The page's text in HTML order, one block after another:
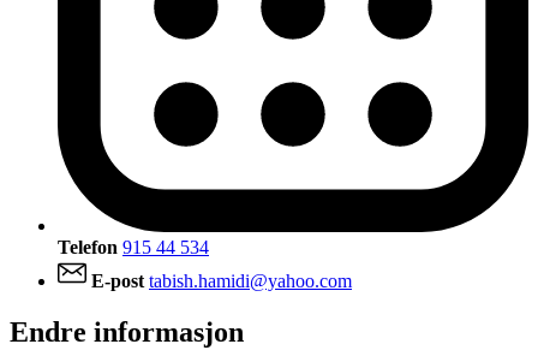
Telefon 915 44 534
E-post tabish.hamidi@yahoo.com
Endre informasjon